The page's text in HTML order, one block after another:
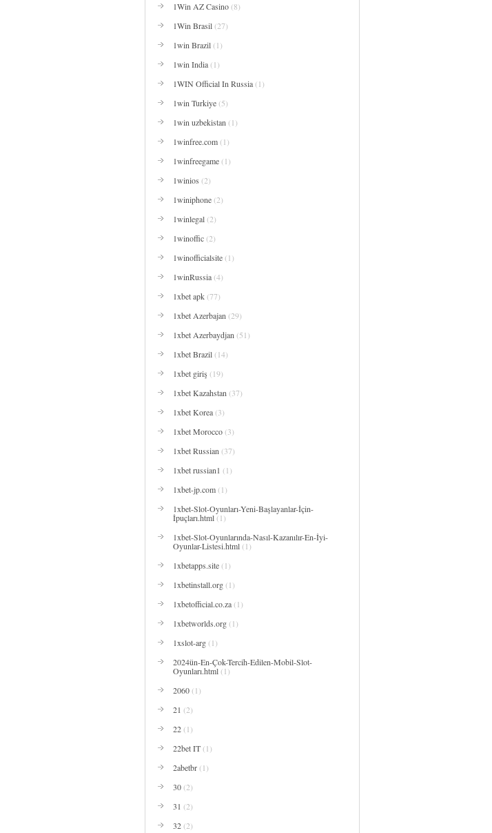
1Win AZ Casino(8)
1Win Brasil(27)
1win Brazil(1)
1win India(1)
1WIN Official In Russia(1)
1win Turkiye(5)
1win uzbekistan (1)
1winfree.com(1)
1winfreegame(1)
1winios (2)
1winiphone(2)
1winlegal(2)
1winoffic(2)
1winofficialsite(1)
1winRussia(4)
1xbet apk(77)
1xbet Azerbajan (29)
1xbet Azerbaydjan (51)
1xbet Brazil(14)
1xbet giriş (19)
1xbet Kazahstan (37)
1xbet Korea(3)
1xbet Morocco(3)
1xbet Russian (37)
1xbet russian1 (1)
1xbet-jp.com(1)
1xbet-Slot-Oyunları-Yeni-Başlayanlar-İçin-
İpuçları.html(1)
1xbet-Slot-Oyunlarında-Nasıl-Kazanılır-En-İyi-
Oyunlar-Listesi.html(1)
1xbetapps.site(1)
1xbetinstall.org(1)
1xbetofficial.co.za(1)
1xbetworlds.org(1)
1xslot-arg(1)
2024ün-En-Çok-Tercih-Edilen-Mobil-Slot-
Oyunları.html(1)
2060(1)
21 (2)
22(1)
22bet IT(1)
2abetbr(1)
30(2)
31 (2)
32(2)